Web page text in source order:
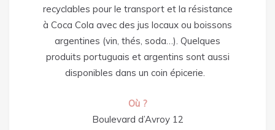
recyclables pour le transport et la résistance
à Coca Cola avec des jus locaux ou boissons
argentines (vin, thés, soda…). Quelques
produits portuguais et argentins sont aussi
disponibles dans un coin épicerie.
Où ?
Boulevard d’Avroy 12